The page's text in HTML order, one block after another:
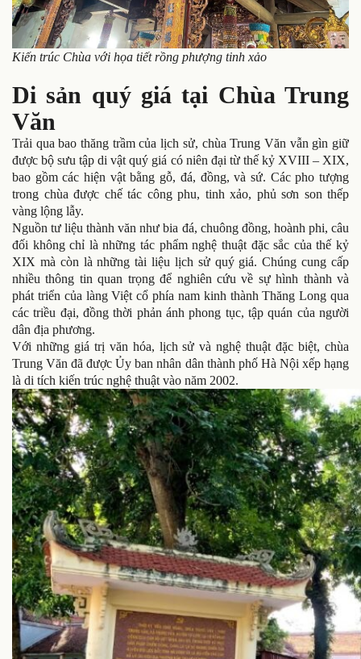
Kiến trúc Chùa với họa tiết rồng phượng tinh xảo
Di sản quý giá tại Chùa Trung
Văn
Trải qua bao thăng trầm của lịch sử, chùa Trung Văn vẫn gìn giữ
được bộ sưu tập di vật quý giá có niên đại từ thế kỷ XVIII – XIX,
bao gồm các hiện vật bằng gỗ, đá, đồng, và sứ. Các pho tượng
trong chùa được chế tác công phu, tinh xảo, phủ sơn son thếp
vàng lộng lẫy.
Nguồn tư liệu thành văn như bia đá, chuông đồng, hoành phi, câu
đối không chỉ là những tác phẩm nghệ thuật đặc sắc của thế kỷ
XIX mà còn là những tài liệu lịch sử quý giá. Chúng cung cấp
nhiều thông tin quan trọng để nghiên cứu về sự hình thành và
phát triển của làng Việt cổ phía nam kinh thành Thăng Long qua
các triều đại, đồng thời phản ánh phong tục, tập quán của người
dân địa phương.
Với những giá trị văn hóa, lịch sử và nghệ thuật đặc biệt, chùa
Trung Văn đã được Ủy ban nhân dân thành phố Hà Nội xếp hạng
là di tích kiến trúc nghệ thuật vào năm 2002.